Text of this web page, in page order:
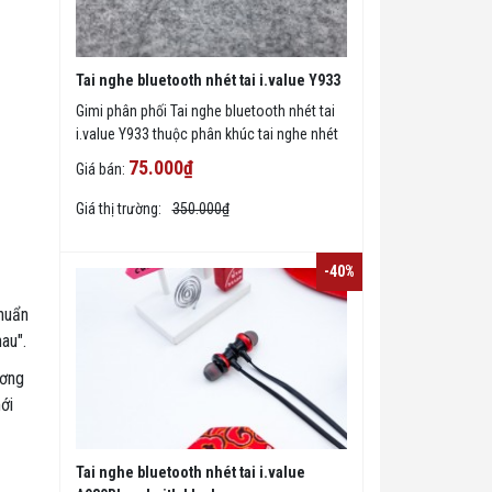
Tai nghe bluetooth nhét tai i.value Y933
Gimi phân phối Tai nghe bluetooth nhét tai
i.value Y933 thuộc phân khúc tai nghe nhét
tai bluetooth giá rẻ nhưng được đánh giá rất
cao về chất lượng và là một sản phẩm lý
tưởng đáp cho nhu cầu đàm thoại linh hoạt
Giá bán: 75.000₫
Giá thị trường: 350.000₫
Tai nghe bluetooth nhét tai i.value
-40%